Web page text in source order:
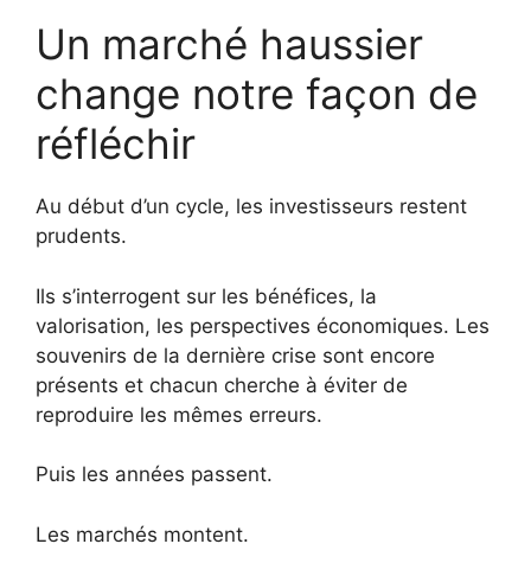
Un marché haussier
change notre façon de
réfléchir
Au début d’un cycle, les investisseurs restent
prudents.
Ils s’interrogent sur les bénéfices, la
valorisation, les perspectives économiques. Les
souvenirs de la dernière crise sont encore
présents et chacun cherche à éviter de
reproduire les mêmes erreurs.
Puis les années passent.
Les marchés montent.